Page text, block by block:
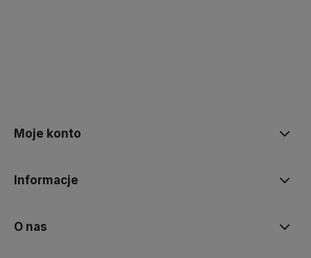
Moje konto
Informacje
O nas